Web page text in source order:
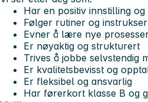
Har en positiv innstilling
Følger rutiner og instrukser
Evner å lære nye
Er nøyaktig og strukturert
Trives å jobbe selvstendig
Er kvalitetsbevisst og
Er fleksibel og ansvarlig
Har førerkort klasse B og